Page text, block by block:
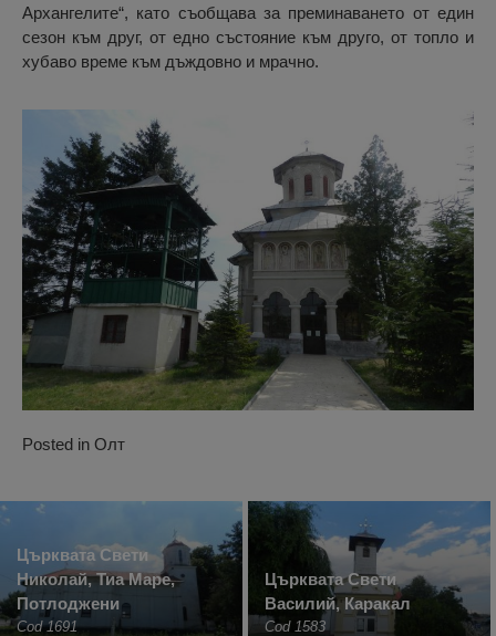
Архангелите“, като съобщава за преминаването от един
сезон към друг, от едно състояние към друго, от топло и
хубаво време към дъждовно и мрачно.
Posted in Олт
Църквата Свети
Николай, Тиа Маре,
Потлоджени
Cod 1691
Църквата Свети
Василий, Каракал
Cod 1583